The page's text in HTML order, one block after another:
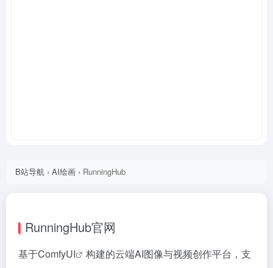
B站导航 › AI绘画 › RunningHub
RunningHub官网
基于ComfyUI
构建的云端AI图像与视频创作平台，支